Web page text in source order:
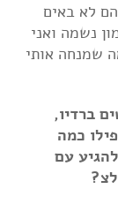
לא באים
נשמה ואני
שמנחה אותי
ברדיו,
כמה
עם